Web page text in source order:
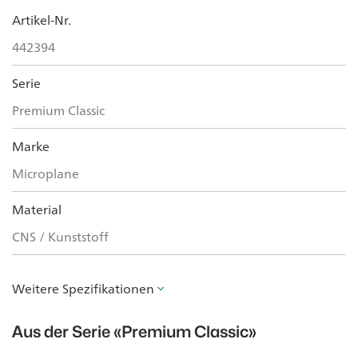
Artikel-Nr.
442394
Serie
Premium Classic
Marke
Microplane
Material
CNS / Kunststoff
Weitere Spezifikationen
Aus der Serie«Premium Classic»